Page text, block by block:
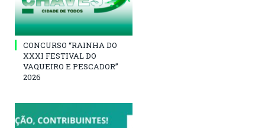
CONCURSO “RAINHA DO
XXXI FESTIVAL DO
VAQUEIRO E PESCADOR”
2026